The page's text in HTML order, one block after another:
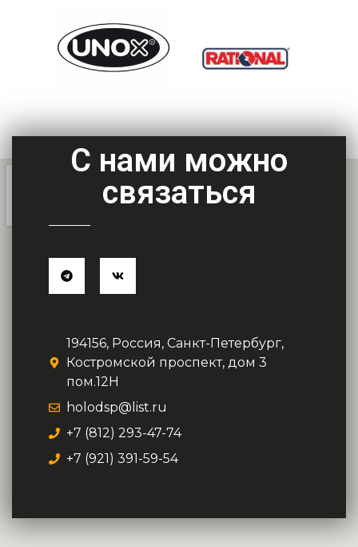
С нами можно
связаться
194156, Россия, Санкт-Петербург,
Костромской проспект, дом 3
пом.12Н
holodsp@list.ru
+7 (812) 293-47-74
+7 (921) 391-59-54